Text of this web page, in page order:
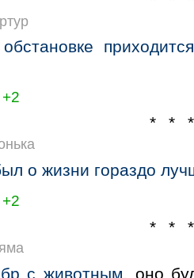
+2
* * *
о жизни гораздо
+2
* * *
с животным, оно